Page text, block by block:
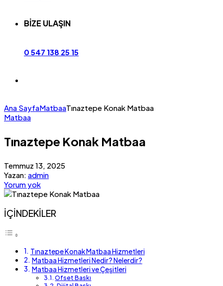
BİZE ULAŞIN
0 547 138 25 15
Ana SayfaMatbaaTınaztepe Konak Matbaa
Matbaa
Tınaztepe Konak Matbaa
Temmuz 13, 2025
Yazan: admin
Yorum yok
İÇİNDEKİLER
Tınaztepe Konak Matbaa Hizmetleri
Matbaa Hizmetleri Nedir? Nelerdir?
Matbaa Hizmetleri ve Çeşitleri
Ofset Baskı